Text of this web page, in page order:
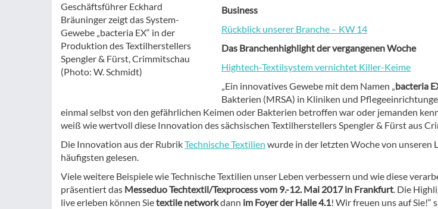
Geschäftsführer Eckhard
Bräuninger zeigt das System-
Gewebe „bacteria EX“ in der
Produktion des Textilherstellers
Spengler & Fürst, Crimmitschau
(Photo: W. Schmidt)
Business
Rückblick unserer Branche – KW 14
Das Branchenhighlight der vergangenen Woche
Hightech-Textilsystem vernichtet Killer-Keime
„Ein innovatives Gewebe mit dem Namen „bacteria
Bakterien (MRSA) in Kliniken und
einmal selbst von den gefährlichen Keimen oder Bakterien betroffen war oder jemanden
weiß wie wertvoll diese Innovation des sächsischen Textilherstellers Spengler & Fürst aus
Die Innovation aus der RubrikTechnische Textilien wurde in der letzten Woche von unseren
häufigsten gelesen.
Viele weitere Beispiele wie Technische Textilien unser Leben verbessern und wie diese
präsentiert das Messeduo Techtextil/Texprocess vom 9.-12. Mai 2017 in Frankfurt. Die
live erleben können Sietextile networkdann im Foyer der Halle 4.1! Wir freuen uns auf Sie!“